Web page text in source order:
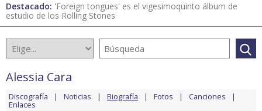
Destacado: 'Foreign tongues' es el vigesimoquinto álbum de
estudio de los Rolling Stones
Alessia Cara
Discografía Noticias Biografía Fotos Canciones
Enlaces